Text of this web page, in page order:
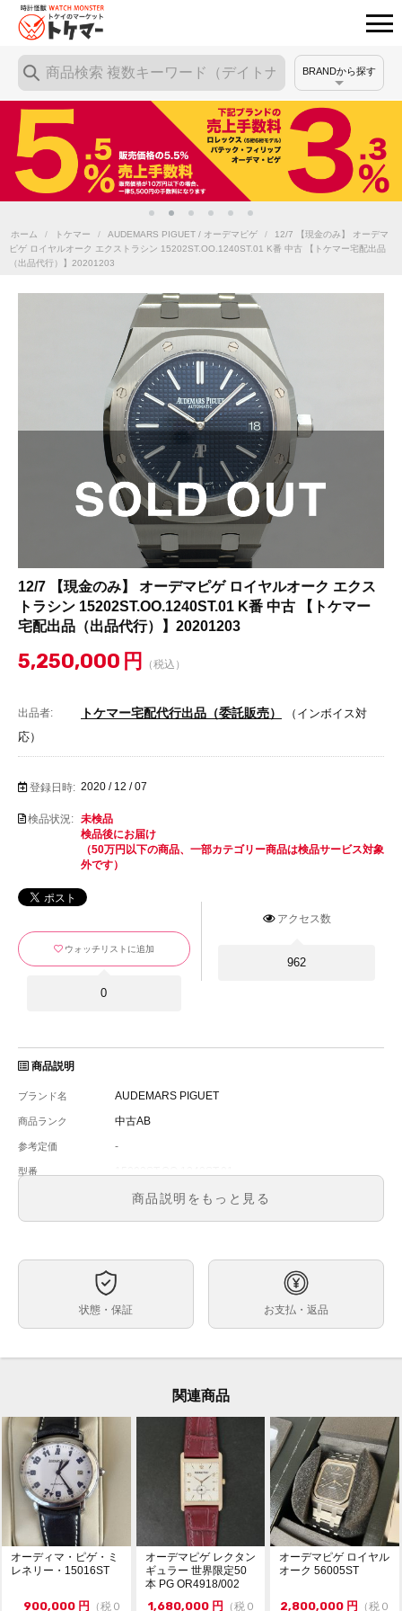
BRANDから探す
ホーム / トケマー / AUDEMARS PIGUET / オーデマピゲ /
12/7 【現金のみ】 オーデマ
ピゲ ロイヤルオーク エクストラシン 15202ST.OO.1240ST.01 K番 中古 【トケマー宅配出品
（出品代行）】20201203
12/7 【現金のみ】 オーデマピゲ ロイヤルオーク エクス
トラシン 15202ST.OO.1240ST.01 K番 中古 【トケマー
宅配出品（出品代行）】20201203
5,250,000 円 （税込）
出品者: トケマー宅配代行出品（委託販売）
（インボイス対
応）
登録日時: 2020 / 12 / 07
検品状況: 未検品
検品後にお届け
（50万円以下の商品、一部カテゴリー商品は検品サービス対象
外です）
アクセス数
962
ウォッチリストに追加
0
商品説明
ブランド名 AUDEMARS PIGUET
商品ランク 中古AB
参考定価 -
型番
メンズ
文字盤 ブルー
約39mm
最大約18cm（余り駒含む）※トケマー管理部門では調
整・交換は受付出来かねます・メーカー等にご依頼くだ
さい。
ステンレス
状態
・日差約+10 ~ +17秒（タイムグラファー計測・平置
き・使用環境や計測環境によって数値が変動致します。
参考程度にお考えください。）
小キズや細かな当てキズが少しありますが目立つ大きな
キズ等ない比較的キレイな状態です。
ガラスにキズやカケはありません。
※時計全体に香水臭のような匂いが付着しておりますの
で予めご了承ください。
コメント ・現金払い（銀行振込）のみ受付可能。
商品説明をもっと見る
状態・保証 お支払・返品
関連商品
オーディマ・ピゲ・ミ
レネリー・15016ST
900,000 円 （税０
オーデマピゲ レクタン
ギュラー 世界限定50
本 PG OR4918/002
1,680,000 円 （税０
オーデマピゲ ロイヤル
オーク 56005ST
2,800,000 円 （税０